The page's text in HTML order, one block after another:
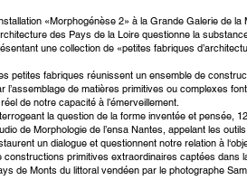
«Morphogénèse 2» à la Grande Galerie de la
des Pays de la Loire questionne la
une collection de «petites fabriques
petites fabriques réunissent un ensemble de
l’assemblage de matières primitives ou complexes
de notre capacité à l’émerveillement.
la question de la forme inventée et pensée,
de Morphologie de l’ensa Nantes, appelant les
un dialogue et questionnent notre relation à
constructions primitives extraordinaires captées dans
de Monts du littoral vendéen par le photographe